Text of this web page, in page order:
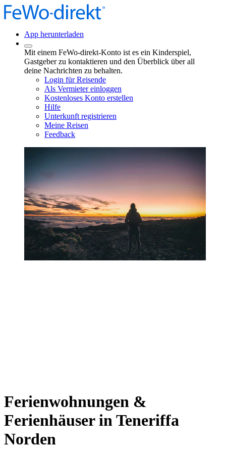
App herunterladen
Mit einem FeWo-direkt-Konto ist es ein Kinderspiel,
Gastgeber zu kontaktieren und den Überblick über all
deine Nachrichten zu behalten.
Login für Reisende
Als Vermieter einloggen
Kostenloses Konto erstellen
Hilfe
Unterkunft registrieren
Meine Reisen
Feedback
Ferienwohnungen &
Ferienhäuser in Teneriffa
Norden